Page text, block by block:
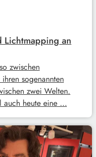
an
zwischen
sogenannten
zwei Welten.
auch heute eine …